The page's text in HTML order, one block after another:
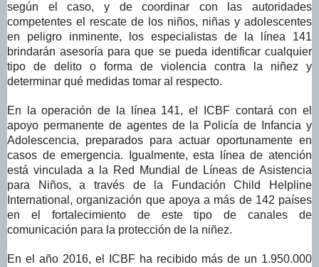
según el caso, y de coordinar con las autoridades
competentes el rescate de los niños, niñas y adolescentes
en peligro inminente, los especialistas de la línea 141
brindarán asesoría para que se pueda identificar cualquier
tipo de delito o forma de violencia contra la niñez y
determinar qué medidas tomar al respecto.
En la operación de la línea 141, el ICBF contará con el
apoyo permanente de agentes de la Policía de Infancia y
Adolescencia, preparados para actuar oportunamente en
casos de emergencia. Igualmente, esta línea de atención
está vinculada a la Red Mundial de Líneas de Asistencia
para Niños, a través de la Fundación Child Helpline
International, organización que apoya a más de 142 países
en el fortalecimiento de este tipo de canales de
comunicación para la protección de la niñez.
En el año 2016, el ICBF ha recibido más de un 1.950.000